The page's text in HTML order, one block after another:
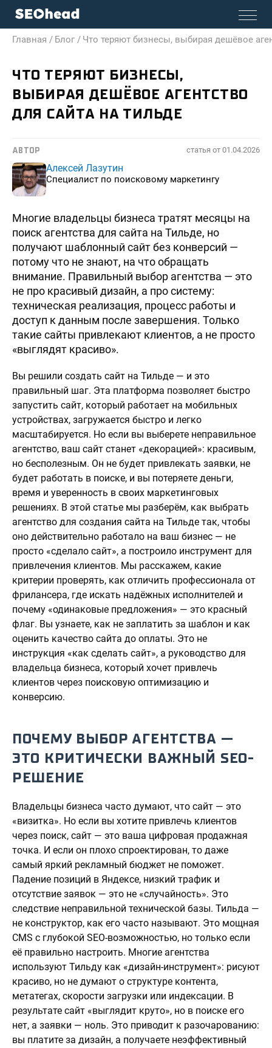
Главная / Блог / Что теряют бизнесы, выбирая дешёвое
ЧТО ТЕРЯЮТ БИЗНЕСЫ,
ВЫБИРАЯ ДЕШЁВОЕ АГЕНТСТВО
ДЛЯ САЙТА НА ТИЛЬДЕ
АВТОР статья от 01.04.2026
Алексей Лазутин
Специалист по поисковому маркетингу
Многие владельцы бизнеса тратят месяцы на
поиск агентства для сайта на Тильде, но
получают шаблонный сайт без конверсий —
потому что не знают, на что обращать
внимание. Правильный выбор агентства — это
не про красивый дизайн, а про систему:
техническая реализация, процесс работы и
доступ к данным после завершения. Только
такие сайты привлекают клиентов, а не просто
«выглядят красиво».
Вы решили создать сайт на Тильде — и это
правильный шаг. Эта платформа позволяет быстро
запустить сайт, который работает на мобильных
устройствах, загружается быстро и легко
масштабируется. Но если вы выберете неправильное
агентство, ваш сайт станет «декорацией»: красивым,
но бесполезным. Он не будет привлекать заявки, не
будет работать в поиске, и вы потеряете деньги,
время и уверенность в своих маркетинговых
решениях. В этой статье мы разберём, как выбрать
агентство для создания сайта на Тильде так, чтобы
оно действительно работало на ваш бизнес — не
просто «сделало сайт», а построило инструмент для
привлечения клиентов. Мы расскажем, какие
критерии проверять, как отличить профессионала от
фрилансера, где искать надёжных исполнителей и
почему «одинаковые предложения» — это красный
флаг. Вы узнаете, как не заплатить за шаблон и как
оценить качество сайта до оплаты. Это не
инструкция «как сделать сайт», а руководство для
владельца бизнеса, который хочет привлечь
клиентов через поисковую оптимизацию и
конверсию.
ПОЧЕМУ ВЫБОР АГЕНТСТВА —
ЭТО КРИТИЧЕСКИ ВАЖНЫЙ SEO-
РЕШЕНИЕ
Владельцы бизнеса часто думают, что сайт — это
«визитка». Но если вы хотите привлечь клиентов
через поиск, сайт — это ваша цифровая продажная
точка. И если он плохо спроектирован, то даже
самый яркий рекламный бюджет не поможет.
Падение позиций в Яндексе, низкий трафик и
отсутствие заявок — это не «случайность». Это
следствие неправильной технической базы. Тильда —
не конструктор, как его часто называют. Это мощная
CMS с глубокой SEO-возможностью, но только если
её правильно настроить. Многие агентства
используют Тильду как «дизайн-инструмент»: рисуют
красиво, но не думают о структуре контента,
метатегах, скорости загрузки или индексации. В
результате сайт «выглядит круто», но в поиске его
нет, а заявки — ноль. Это приводит к разочарованию:
вы платите за дизайн, а получаете неэффективный